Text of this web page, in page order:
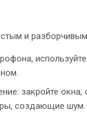
и
используйте
закройте окна,
создающие шум.